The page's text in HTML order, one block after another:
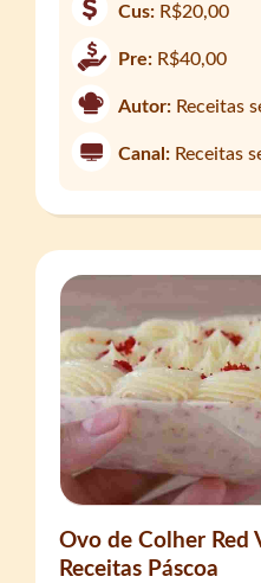
Cus: R$20,00
Pre: R$40,00
Autor: Receitas
Canal: Receitas
Ovo de Colher Red
Receitas Páscoa